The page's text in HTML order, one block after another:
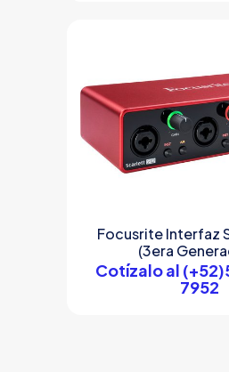
Focusrite Interfaz
(3era
Cotízalo al
7952